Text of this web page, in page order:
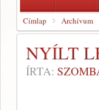
Címlap Archívum
NYÍLT
ÍRTA: